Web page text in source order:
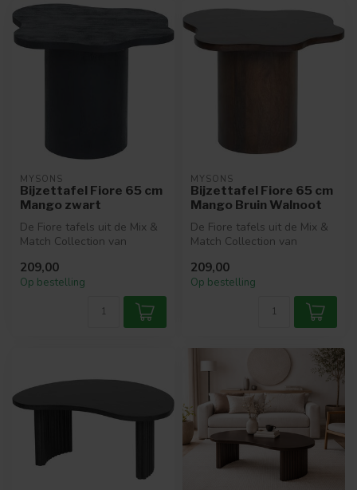
MYSONS
Bijzettafel Fiore 65 cm
Mango zwart
De Fiore tafels uit de Mix &
Match Collection van
elegantie me...
209,00
Op bestelling
MYSONS
Bijzettafel Fiore 65 cm
Mango Bruin Walnoot
De Fiore tafels uit de Mix &
Match Collection van
elega...
209,00
Op bestelling